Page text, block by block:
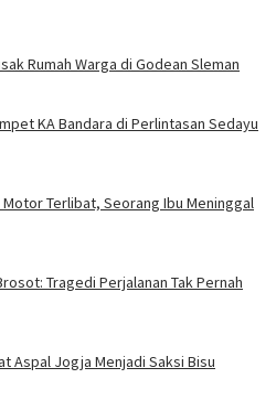
Rumah Warga di Godean Sleman
KA Bandara di Perlintasan Sedayu
Terlibat, Seorang Ibu Meninggal
Tragedi Perjalanan Tak Pernah
Aspal Jogja Menjadi Saksi Bisu